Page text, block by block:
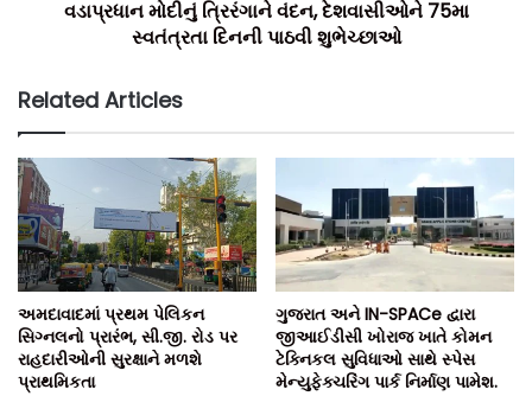
વડાપ્રધાન મોદીનું ત્રિરંગાને વંદન, દેશવાસીઓને 75મા
સ્વતંત્રતા દિનની પાઠવી શુભેચ્છાઓ
Related Articles
અમદાવાદમાં પ્રથમ પેલિકન
સિગ્નલનો પ્રારંભ, સી.જી. રોડ પર
રાહદારીઓની સુરક્ષાને મળશે
પ્રાથમિકતા
ગુજરાત અને IN-SPACe દ્વારા
જીઆઈડીસી ખોરાજ ખાતે કોમન
ટેક્નિકલ સુવિધાઓ સાથે સ્પેસ
મેન્યુફેક્ચરિંગ પાર્ક નિર્માણ પામેશ.